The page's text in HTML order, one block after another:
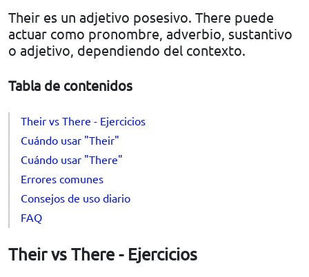
Their es un adjetivo posesivo. There puede
actuar como pronombre, adverbio, sustantivo
o adjetivo, dependiendo del contexto.
Tabla de contenidos
Their vs There - Ejercicios
Cuándo usar "Their"
Cuándo usar "There"
Errores comunes
Consejos de uso diario
FAQ
Their vs There - Ejercicios